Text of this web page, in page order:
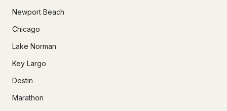
Newport Beach
Chicago
Lake Norman
Key Largo
Destin
Marathon